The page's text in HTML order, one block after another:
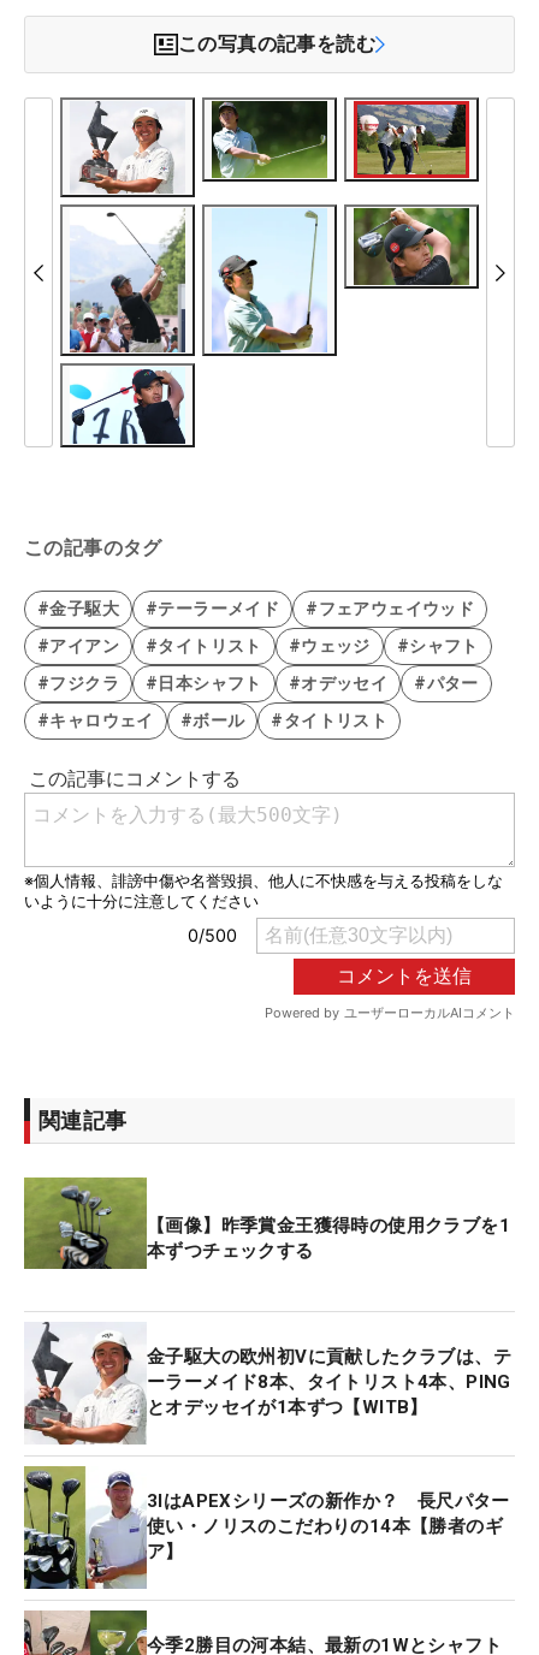
この写真の記事を読む
この記事のタグ
#金子駆大 #テーラーメイド
#フェアウェイウッド
#アイアン
#タイトリスト #ウェッジ
#シャフト
#フジクラ
#日本シャフト #オデッセイ
#パター
#キャロウェイ
#ボール #タイトリスト
関連記事
【画像】昨季賞金王獲得時の使用クラブを1
本ずつチェックする
金子駆大の欧州初Vに貢献したクラブは、テ
ーラーメイド8本、タイトリスト4本、PING
とオデッセイが1本ずつ【WITB】
3IはAPEXシリーズの新作か？ 長尺パター
使い・ノリスのこだわりの14本【勝者のギ
ア】
今季2勝目の河本結、最新の1Wとシャフト